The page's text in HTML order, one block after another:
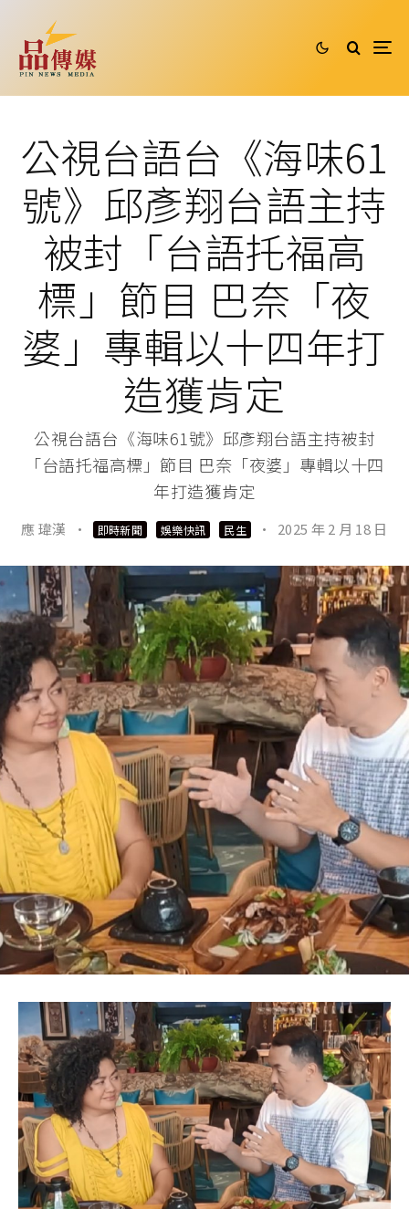
公視台語台《海味61
號》邱彥翔台語主持
被封「台語托福高
標」節目 巴奈「夜
婆」專輯以十四年打
造獲肯定
公視台語台《海味61號》邱彥翔台語主持被封
「台語托福高標」節目 巴奈「夜婆」專輯以十四
年打造獲肯定
應 瑋漢 · 即時新聞 娛樂快訊 民生 · 2025 年 2 月 18 日